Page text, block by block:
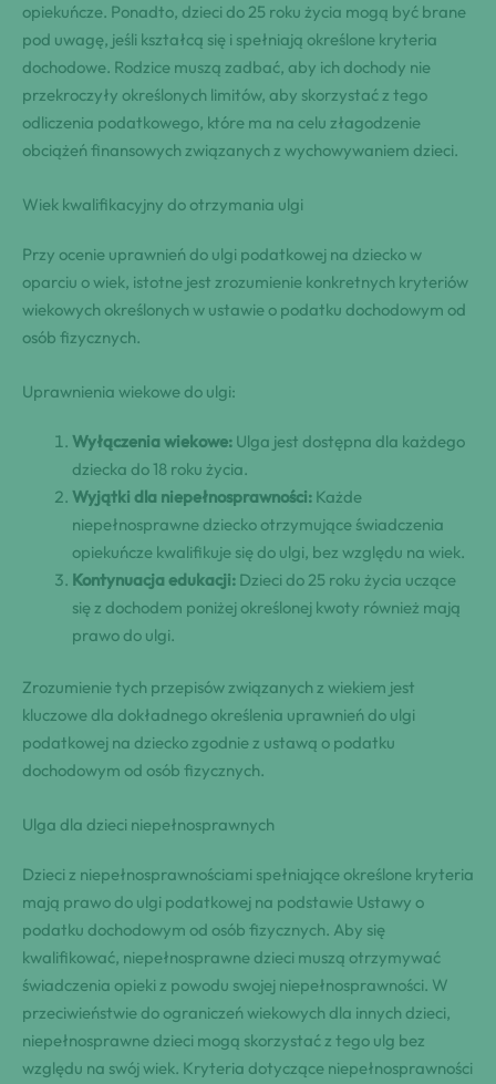
opiekuńcze. Ponadto, dzieci do 25 roku życia mogą być brane
pod uwagę, jeśli kształcą się i spełniają określone kryteria
dochodowe. Rodzice muszą zadbać, aby ich dochody nie
przekroczyły określonych limitów, aby skorzystać z tego
odliczenia podatkowego, które ma na celu złagodzenie
obciążeń finansowych związanych z wychowywaniem dzieci.
Wiek kwalifikacyjny do otrzymania ulgi
Przy ocenie uprawnień do ulgi podatkowej na dziecko w
oparciu o wiek, istotne jest zrozumienie konkretnych kryteriów
wiekowych określonych w ustawie o podatku dochodowym od
osób fizycznych.
Uprawnienia wiekowe do ulgi:
Wyłączenia wiekowe: Ulga jest dostępna dla każdego
dziecka do 18 roku życia.
Wyjątki dla niepełnosprawności: Każde
niepełnosprawne dziecko otrzymujące świadczenia
opiekuńcze kwalifikuje się do ulgi, bez względu na wiek.
Kontynuacja edukacji: Dzieci do 25 roku życia uczące
się z dochodem poniżej określonej kwoty również mają
prawo do ulgi.
Zrozumienie tych przepisów związanych z wiekiem jest
kluczowe dla dokładnego określenia uprawnień do ulgi
podatkowej na dziecko zgodnie z ustawą o podatku
dochodowym od osób fizycznych.
Ulga dla dzieci niepełnosprawnych
Dzieci z niepełnosprawnościami spełniające określone kryteria
mają prawo do ulgi podatkowej na podstawie Ustawy o
podatku dochodowym od osób fizycznych. Aby się
kwalifikować, niepełnosprawne dzieci muszą otrzymywać
świadczenia opieki z powodu swojej niepełnosprawności. W
przeciwieństwie do ograniczeń wiekowych dla innych dzieci,
niepełnosprawne dzieci mogą skorzystać z tego ulg bez
względu na swój wiek. Kryteria dotyczące niepełnosprawności